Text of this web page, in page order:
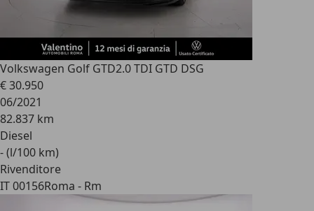
Volkswagen Golf GTD2.0 TDI GTD DSG
€ 30.950
06/2021
82.837 km
Diesel
- (l/100 km)
Rivenditore
IT 00156Roma - Rm